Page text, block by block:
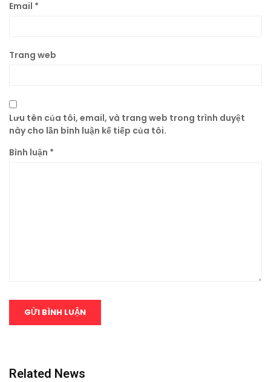
Email *
Trang web
Lưu tên của tôi, email, và trang web trong trình duyệt
này cho lần bình luận kế tiếp của tôi.
Bình luận *
Related News